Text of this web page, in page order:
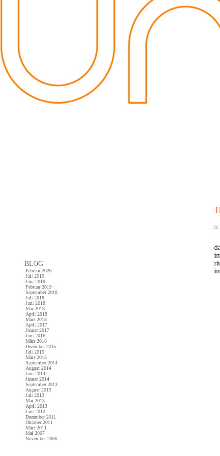
BLOG
Februar 2020
Juli 2019
Juni 2019
Februar 2019
September 2018
Juli 2018
Juni 2018
Mai 2018
April 2018
März 2018
April 2017
Januar 2017
Juni 2016
März 2016
Dezember 2015
Juli 2015
März 2015
September 2014
August 2014
Juni 2014
Januar 2014
September 2013
August 2013
Juli 2013
Mai 2013
April 2013
Juni 2012
Dezember 2011
Oktober 2011
März 2011
Mai 2007
November 2006